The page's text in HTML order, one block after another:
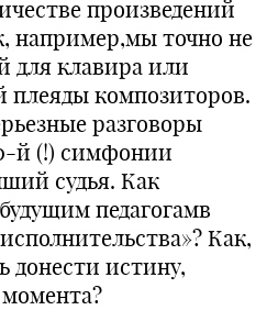
произведений
например,мы точно не
для клавира или
плеяды композиторов.
разговоры
й (!) симфонии
судья. Как
педагогамв
Как,
донести истину,